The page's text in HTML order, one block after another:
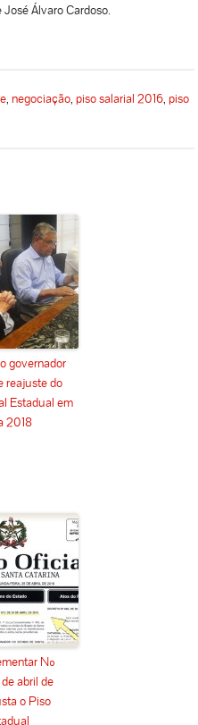
Álvaro Cardoso.
,negociação,piso salarial 2016,piso
governador
reajuste do
Estadual em
2018
Nº
abril de
o Piso